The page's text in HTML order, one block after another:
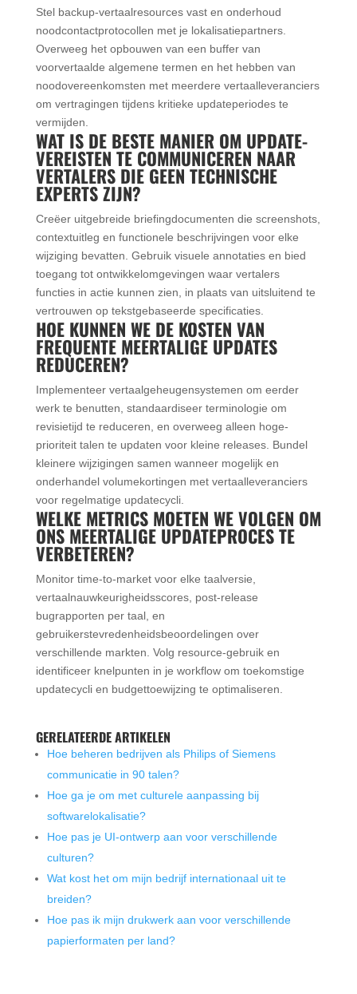
Stel backup-vertaalresources vast en onderhoud
noodcontactprotocollen met je lokalisatiepartners.
Overweeg het opbouwen van een buffer van
voorvertaalde algemene termen en het hebben van
noodovereenkomsten met meerdere vertaalleveranciers
om vertragingen tijdens kritieke updateperiodes te
vermijden.
WAT IS DE BESTE MANIER OM UPDATE-
VEREISTEN TE COMMUNICEREN NAAR
VERTALERS DIE GEEN TECHNISCHE
EXPERTS ZIJN?
Creëer uitgebreide briefingdocumenten die screenshots,
contextuitleg en functionele beschrijvingen voor elke
wijziging bevatten. Gebruik visuele annotaties en bied
toegang tot ontwikkelomgevingen waar vertalers
functies in actie kunnen zien, in plaats van uitsluitend te
vertrouwen op tekstgebaseerde specificaties.
HOE KUNNEN WE DE KOSTEN VAN
FREQUENTE MEERTALIGE UPDATES
REDUCEREN?
Implementeer vertaalgeheugensystemen om eerder
werk te benutten, standaardiseer terminologie om
revisietijd te reduceren, en overweeg alleen hoge-
prioriteit talen te updaten voor kleine releases. Bundel
kleinere wijzigingen samen wanneer mogelijk en
onderhandel volumekortingen met vertaalleveranciers
voor regelmatige updatecycli.
WELKE METRICS MOETEN WE VOLGEN OM
ONS MEERTALIGE UPDATEPROCES TE
VERBETEREN?
Monitor time-to-market voor elke taalversie,
vertaalnauwkeurigheidsscores, post-release
bugrapporten per taal, en
gebruikerstevredenheidsbeoordelingen over
verschillende markten. Volg resource-gebruik en
identificeer knelpunten in je workflow om toekomstige
updatecycli en budgettoewijzing te optimaliseren.
GERELATEERDE ARTIKELEN
Hoe beheren bedrijven als Philips of Siemens
communicatie in 90 talen?
Hoe ga je om met culturele aanpassing bij
softwarelokalisatie?
Hoe pas je UI-ontwerp aan voor verschillende
culturen?
Wat kost het om mijn bedrijf internationaal uit te
breiden?
Hoe pas ik mijn drukwerk aan voor verschillende
papierformaten per land?